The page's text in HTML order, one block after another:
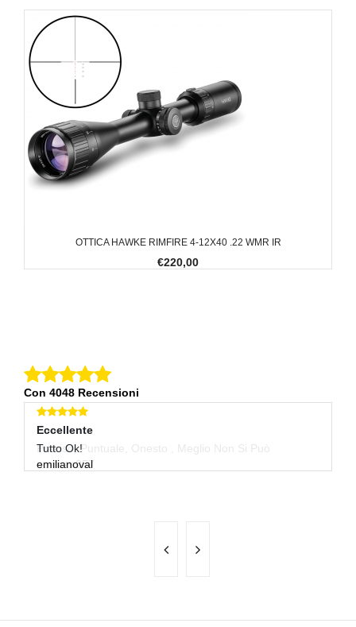
OTTICA HAWKE RIMFIRE 4-12X40 .22 WMR IR
€220,00
Con 4048 Recensioni
Eccellente
Tutto Ok!
emilianoval